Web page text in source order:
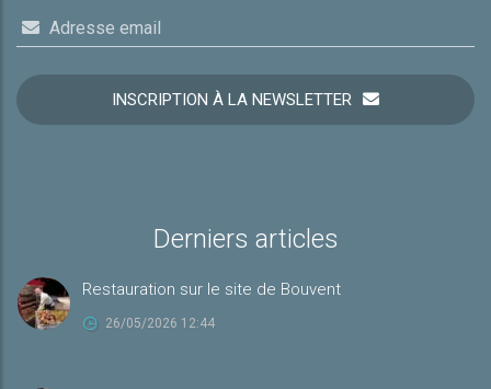
Adresse email
INSCRIPTION À LA NEWSLETTER
Derniers articles
Restauration sur le site de Bouvent
26/05/2026 12:44